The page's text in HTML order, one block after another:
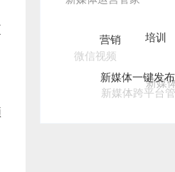
微信视频
新媒
新媒体跨平台
新媒体一键发布